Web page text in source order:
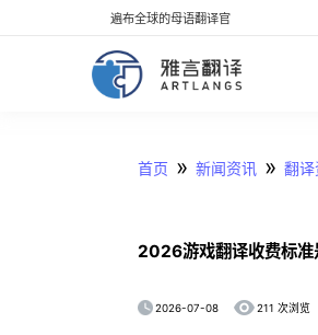
遍布全球的母语翻译官
首页 » 新闻资讯 » 翻译
2026游戏翻译收费标准
2026-07-08 211 次浏览